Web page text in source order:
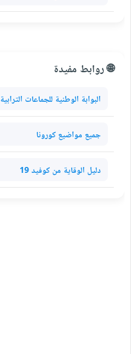
🌐 روابط مفيدة
البوابة الوطنية للجماعات الترابية
جميع مواضيع كورونا
دليل الوقاية من كوفيد 19